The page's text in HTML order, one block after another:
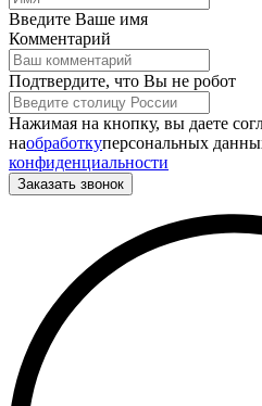
Введите Ваше имя
Комментарий
Подтвердите, что Вы не робот
Нажимая на кнопку, вы даете
наобработкуперсональных
конфиденциальности
Заказать звонок